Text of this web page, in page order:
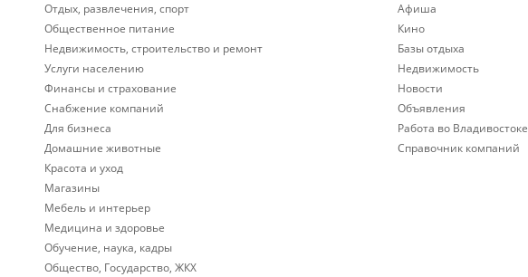
Отдых, развлечения, спорт
Общественное питание
Недвижимость, строительство и ремонт
Услуги населению
Финансы и страхование
Снабжение компаний
Для бизнеса
Домашние животные
Красота и уход
Магазины
Мебель и интерьер
Медицина и здоровье
Обучение, наука, кадры
Общество, Государство, ЖКХ
Афиша
Кино
Базы отдыха
Недвижимость
Новости
Объявления
Работа во Владивостоке
Справочник компаний